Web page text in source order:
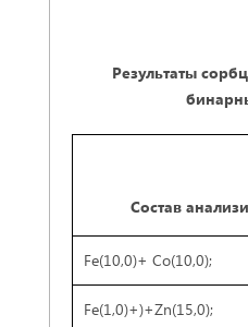
Результаты
Состав
Fe(10,0)+ Cо(10,0);
Fe(1,0)+)+Zn(15,0);